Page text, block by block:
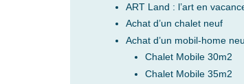
ART Land : l’art en
Achat d’un chalet neuf
Achat d’un mobil-home
Chalet Mobile 30m2
Chalet Mobile 35m2